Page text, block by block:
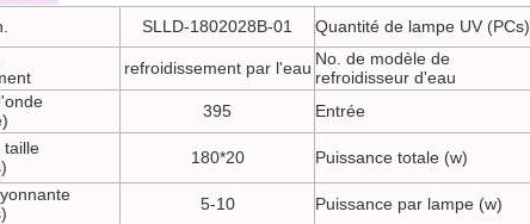
SLLD-1802028B-01 Quantité de lampe UV (PCs)
refroidissement par l'eau No. de modèle de
refroidisseur d'eau
395 Entrée
taille
180*20 Puissance totale (w)
5-10 Puissance par lampe (w)